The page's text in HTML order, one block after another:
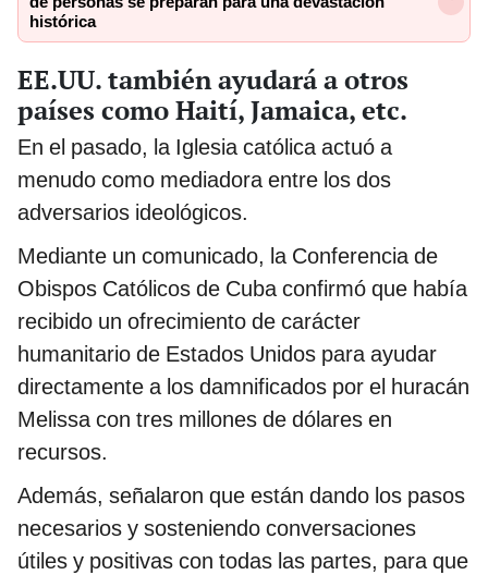
histórica
EE.UU. también ayudará a otros
países como Haití, Jamaica, etc.
En el pasado, la Iglesia católica actuó a
menudo como mediadora entre los dos
adversarios ideológicos.
Mediante un comunicado, la Conferencia de
Obispos Católicos de Cuba confirmó que había
recibido un ofrecimiento de carácter
humanitario de Estados Unidos para ayudar
directamente a los damnificados por el huracán
Melissa con tres millones de dólares en
recursos.
Además, señalaron que están dando los pasos
necesarios y sosteniendo conversaciones
útiles y positivas con todas las partes, para que